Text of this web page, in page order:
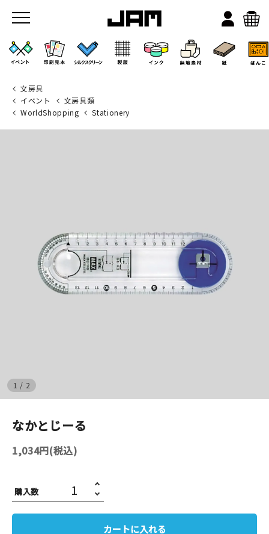
無地素材
本
文房具
イベント
文房具類
WorldShopping
Stationery
1 / 2
なかとじーる
1,034円(税込)
購入数
カートに入れる